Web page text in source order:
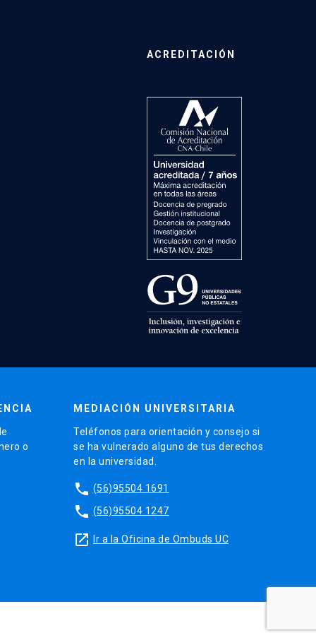
ACREDITACIÓN
o
MEDIACIÓN UNIVERSITARIA
Teléfonos para orientación y consejo si
se ha vulnerado alguno de tus derechos
en la universidad.
phone (56)95504 1691
phone (56)95504 1247
launch Ir a la Oficina de Ombuds UC